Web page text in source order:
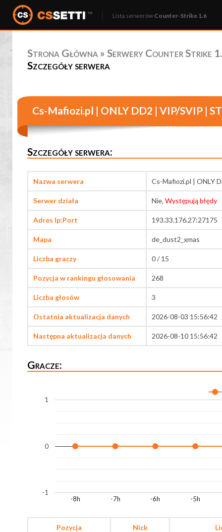
Lista serwerów Counter-Strike 1.6
Strona Główna » Serwery Counter Strike
Szczegóły serwera
Cs-Mafiozi.pl | ONLY DD2 | VIP/SVIP |
Szczegóły serwera:
Nazwa serwera Cs-Mafiozi.pl | ONLY
Serwer działa Nie, Występują błędy
Adres Ip:Port 193.33.176.27:27175
Mapa de_dust2_xmas
Liczba graczy 0 / 15
Pozycja w rankingu głosowania 268
Liczba głosów 3
Ostatnia aktualizacja danych 2026-08-03 15:56:42
Następna aktualizacja danych 2026-08-10 15:56:42
Gracze:
-8h -7h -6h -5h
-1
0
1
Pozycja Nick